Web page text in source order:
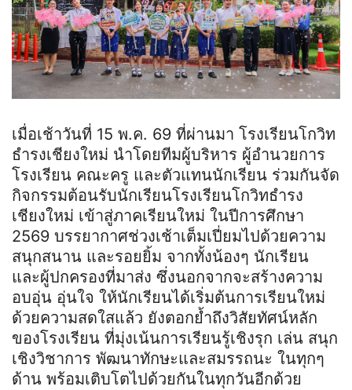
เมื่อเช้าวันที่ 15 พ.ค. 69 ที่ผ่านมา โรงเรียนโกวิท
ธำรงเชียงใหม่ นำโดยทีมผู้บริหาร ผู้อำนวยการ
โรงเรียน คณะครู และตัวแทนนักเรียน ร่วมกันจัด
กิจกรรมต้อนรับนักเรียนโรงเรียนโกวิทธำรง
เชียงใหม่ เข้าสู่ภาคเรียนใหม่ ในปีการศึกษา
2569 บรรยากาศช่วงเช้าเต็มเปี่ยมไปด้วยความ
สนุกสนาน และรอยยิ้ม จากทั้งน้องๆ นักเรียน
และผู้ปกครองที่มาส่ง ซึ่งนอกจากจะสร้างความ
อบอุ่น อุ่นใจ ให้นักเรียนได้เริ่มต้นการเรียนใหม่
ด้วยความสดใสแล้ว ยังตอกย้ำถึงวิสัยทัศน์หลัก
ของโรงเรียน ที่มุ่งเน้นการเรียนรู้เชิงรุก เล่น สนุก
เชิงวิชาการ พัฒนาทักษะและสมรรถนะ ในทุกๆ
ด้าน พร้อมเติบโตไปด้วยกันในทุกวันอีกด้วย